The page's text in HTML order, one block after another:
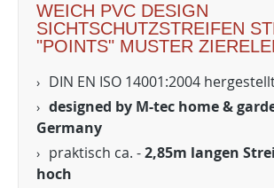
WEICH PVC DESIGN
SICHTSCHUTZSTREIFEN
"POINTS" MUSTER
DIN EN ISO 14001:2004
designed by M-tec home &
Germany
praktisch ca. -2,85m langen
hoch